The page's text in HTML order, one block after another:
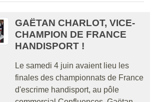
GAËTAN CHARLOT, VICE-
CHAMPION DE FRANCE
HANDISPORT !
Le samedi 4 juin avaient lieu les
finales des championnats de France
d'escrime handisport, au pôle